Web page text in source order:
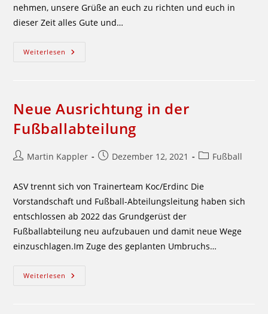
nehmen, unsere Grüße an euch zu richten und euch in
dieser Zeit alles Gute und…
Weiterlesen ASV
Neue Ausrichtung in der
Fußballabteilung
Beitrags-
Martin Kappler
BeitragDezember 12, 2021
Beitrags-
Fußball
ASV trennt sich von Trainerteam Koc/Erdinc Die
Vorstandschaft und Fußball-Abteilungsleitung haben sich
entschlossen ab 2022 das Grundgerüst der
Fußballabteilung neu aufzubauen und damit neue Wege
einzuschlagen.Im Zuge des geplanten Umbruchs…
Weiterlesen Neue